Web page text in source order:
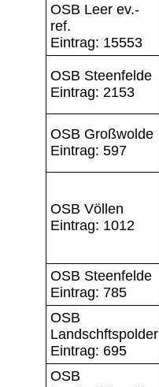
OSB Leer ev.-
ref.
Eintrag: 15553
OSB Steenfelde
Eintrag: 2153
OSB Großwolde
Eintrag: 597
OSB Völlen
Eintrag: 1012
OSB Steenfelde
Eintrag: 785
OSB
Landschftspolder
Eintrag: 695
OSB